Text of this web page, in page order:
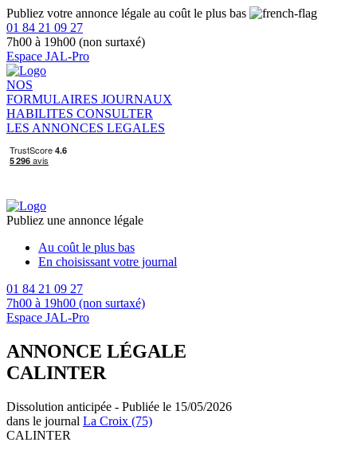
Publiez votre annonce légale au coût le plus bas
01 84 21 09 27
7h00 à 19h00 (non surtaxé)
Espace JAL-Pro
NOS
FORMULAIRES JOURNAUX
HABILITES CONSULTER
LES ANNONCES LEGALES
Publiez une annonce légale
Au coût le plus bas
En choisissant votre journal
01 84 21 09 27
7h00 à 19h00 (non surtaxé)
Espace JAL-Pro
ANNONCE LÉGALE
CALINTER
Dissolution anticipée - Publiée le 15/05/2026
dans le journal La Croix (75)
CALINTER